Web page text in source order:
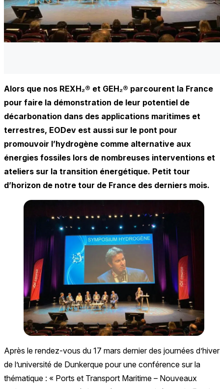
Alors que nos REXH₂® et GEH₂® parcourent la France
pour faire la démonstration de leur potentiel de
décarbonation dans des applications maritimes et
terrestres, EODev est aussi sur le pont pour
promouvoir l’hydrogène comme alternative aux
énergies fossiles lors de nombreuses interventions et
ateliers sur la transition énergétique. Petit tour
d’horizon de notre tour de France des derniers mois.
Après le rendez-vous du 17 mars dernier des journées d’hiver
de l’université de Dunkerque pour une conférence sur la
thématique : « Ports et Transport Maritime – Nouveaux